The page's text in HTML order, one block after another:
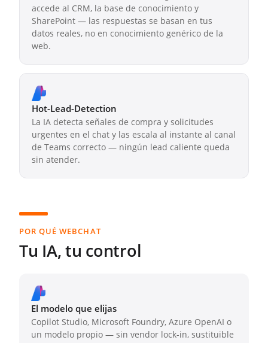
accede al CRM, la base de conocimiento y
SharePoint — las respuestas se basan en tus
datos reales, no en conocimiento genérico de la
web.
Hot-Lead-Detection
La IA detecta señales de compra y solicitudes
urgentes en el chat y las escala al instante al canal
de Teams correcto — ningún lead caliente queda
sin atender.
POR QUÉ WEBCHAT
Tu IA, tu control
El modelo que elijas
Copilot Studio, Microsoft Foundry, Azure OpenAI o
un modelo propio — sin vendor lock-in, sustituible